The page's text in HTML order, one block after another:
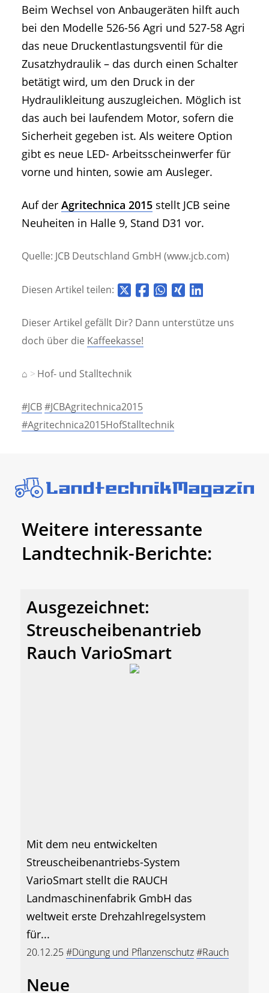
Beim Wechsel von Anbaugeräten hilft auch
bei den Modelle 526-56 Agri und 527-58 Agri
das neue Druckentlastungsventil für die
Zusatzhydraulik – das durch einen Schalter
betätigt wird, um den Druck in der
Hydraulikleitung auszugleichen. Möglich ist
das auch bei laufendem Motor, sofern die
Sicherheit gegeben ist. Als weitere Option
gibt es neue LED- Arbeitsscheinwerfer für
vorne und hinten, sowie am Ausleger.
Auf der Agritechnica 2015 stellt JCB seine
Neuheiten in Halle 9, Stand D31 vor.
Quelle: JCB Deutschland GmbH (www.jcb.com)
Diesen Artikel teilen:
Dieser Artikel gefällt Dir? Dann unterstütze uns
doch über die Kaffeekasse!
⌂ Hof- und Stalltechnik
#JCB#JCBAgritechnica2015
#Agritechnica2015HofStalltechnik
Weitere interessante
Landtechnik-Berichte:
Ausgezeichnet:
Streuscheibenantrieb
Rauch VarioSmart
Mit dem neu entwickelten
Streuscheibenantriebs-System
VarioSmart stellt die RAUCH
Landmaschinenfabrik GmbH das
weltweit erste Drehzahlregelsystem
für...
20.12.25#Düngung und Pflanzenschutz#Rauch
Neue